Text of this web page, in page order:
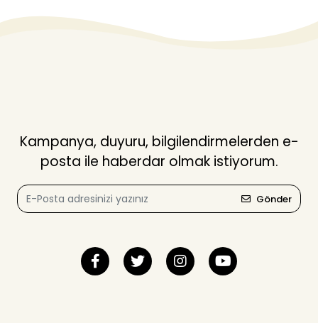
Kampanya, duyuru, bilgilendirmelerden e-
posta ile haberdar olmak istiyorum.
Gönder